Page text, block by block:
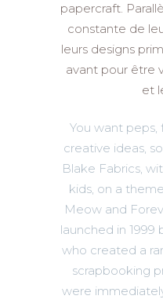
papercraft.
constante de
leurs designs
avant pour être
et
You want peps,
creative ideas,
Blake Fabrics,
kids, on a
Meow and
launched in 1999
who created a
scrapbooking
were